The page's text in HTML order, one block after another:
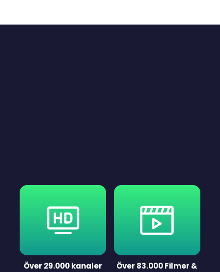
Över 29.000 kanaler
Över 83.000 Filmer &